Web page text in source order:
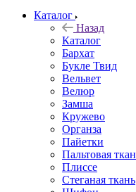
Каталог
Назад
Каталог
Бархат
Букле Твид
Вельвет
Велюр
Замша
Кружево
Органза
Пайетки
Пальтовая
Плиссе
Стеганая ткань